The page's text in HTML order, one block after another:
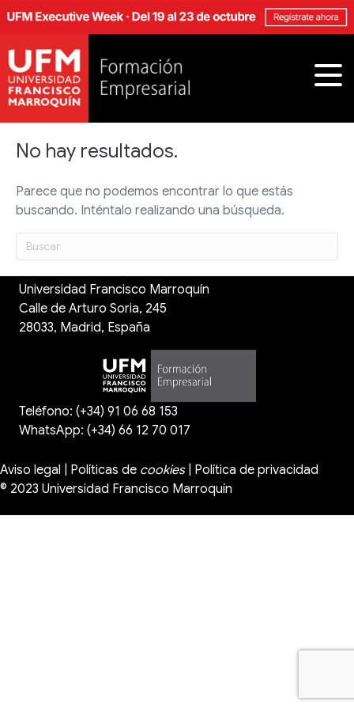
No hay resultados.
Parece que no podemos encontrar lo que estás
buscando. Inténtalo realizando una búsqueda.
Universidad Francisco Marroquín
Calle de Arturo Soria, 245
28033, Madrid, España
Teléfono: (+34) 91 06 68 153
WhatsApp: (+34) 66 12 70 017
Aviso legal Políticas de cookies| Política de privacidad
© 2023 Universidad Francisco Marroquín